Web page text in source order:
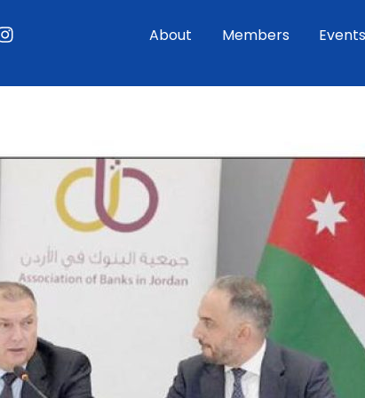
About Members Events